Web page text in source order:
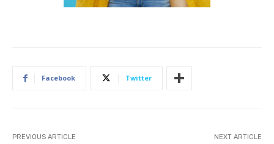
Facebook Twitter
PREVIOUS ARTICLE NEXT ARTICLE